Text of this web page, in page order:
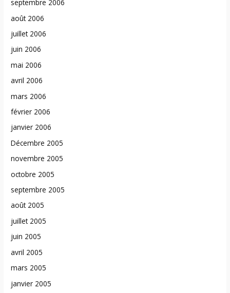
septembre 2006
août 2006
juillet 2006
juin 2006
mai 2006
avril 2006
mars 2006
février 2006
janvier 2006
Décembre 2005
novembre 2005
octobre 2005
septembre 2005
août 2005
juillet 2005
juin 2005
avril 2005
mars 2005
janvier 2005